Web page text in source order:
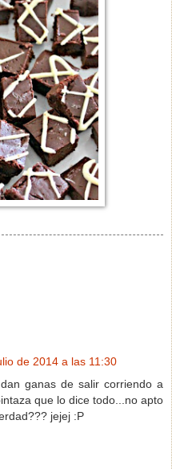
de 2014 a las 11:30
ganas de salir corriendo a
que lo dice todo...no apto
jejej :P